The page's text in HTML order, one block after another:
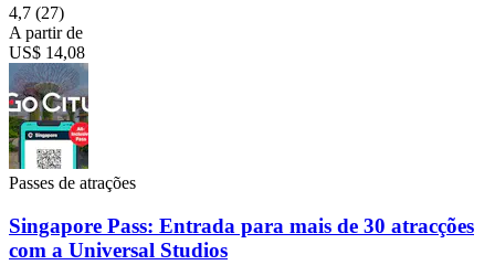
4,7 (27)
A partir de
US$ 14,08
Passes de atrações
Singapore Pass: Entrada para mais de 30 atracções
com a Universal Studios